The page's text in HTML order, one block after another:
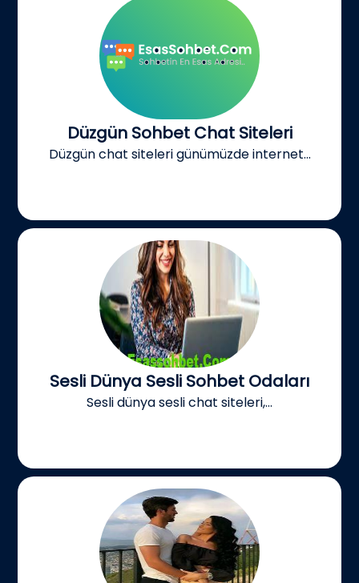
Düzgün Sohbet Chat Siteleri
Düzgün chat siteleri günümüzde internet...
Sesli Dünya Sesli Sohbet Odaları
Sesli dünya sesli chat siteleri,...